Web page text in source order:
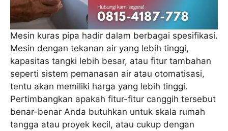
Mesin kuras pipa hadir dalam berbagai spesifikasi.
Mesin dengan tekanan air yang lebih tinggi,
kapasitas tangki lebih besar, atau fitur tambahan
seperti sistem pemanasan air atau otomatisasi,
tentu akan memiliki harga yang lebih tinggi.
Pertimbangkan apakah fitur-fitur canggih tersebut
benar-benar Anda butuhkan untuk skala rumah
tangga atau proyek kecil, atau cukup dengan